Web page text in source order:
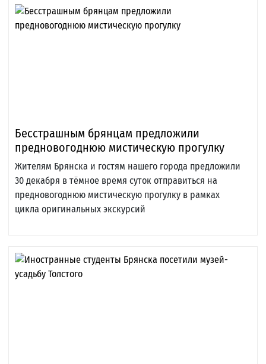
Бесстрашным брянцам предложили
предновогоднюю мистическую прогулку
Жителям Брянска и гостям нашего города предложили
30 декабря в тёмное время суток отправиться на
предновогоднюю мистическую прогулку в рамках
цикла оригинальных экскурсий